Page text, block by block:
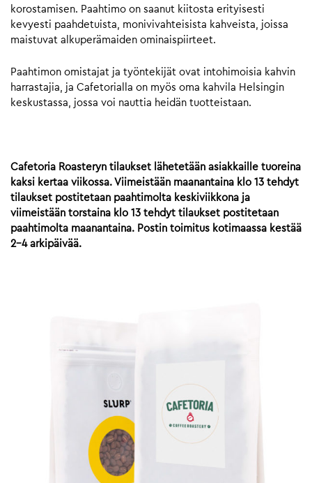
korostamisen. Paahtimo on saanut kiitosta erityisesti
kevyesti paahdetuista, monivivahteisista kahveista, joissa
maistuvat alkuperämaiden ominaispiirteet.
Paahtimon omistajat ja työntekijät ovat intohimoisia kahvin
harrastajia, ja Cafetorialla on myös oma kahvila Helsingin
keskustassa, jossa voi nauttia heidän tuotteistaan.
Cafetoria Roasteryn tilaukset lähetetään asiakkaille tuoreina
kaksi kertaa viikossa. Viimeistään maanantaina klo 13 tehdyt
tilaukset postitetaan paahtimolta keskiviikkona ja
viimeistään torstaina klo 13 tehdyt tilaukset postitetaan
paahtimolta maanantaina. Postin toimitus kotimaassa kestää
2-4 arkipäivää.